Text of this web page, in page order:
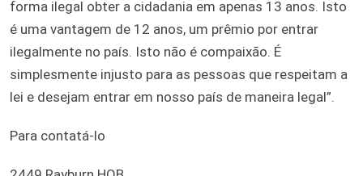
forma ilegal obter a cidadania em apenas 13 anos. Isto
é uma vantagem de 12 anos, um prêmio por entrar
ilegalmente no país. Isto não é compaixão. É
simplesmente injusto para as pessoas que respeitam a
lei e desejam entrar em nosso país de maneira legal”.
Para contatá-lo